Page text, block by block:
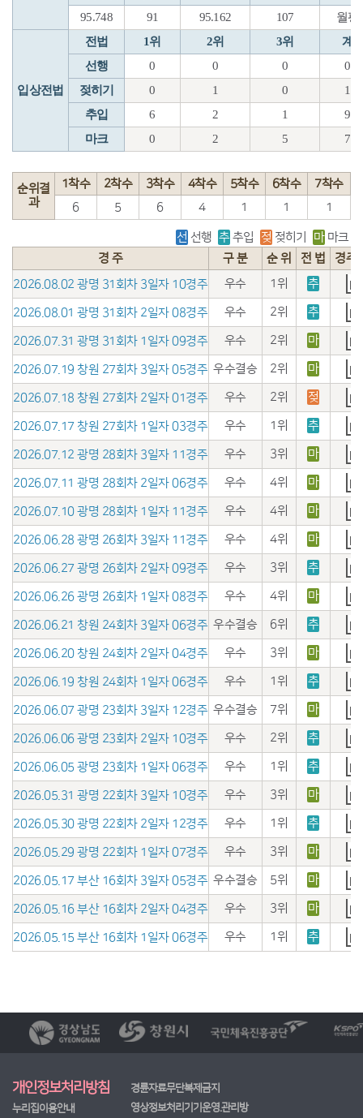
95.748 91 95.162 107 월평
입상전법
전법 1위 2위 3위
계
선행
0 0 0
0
젖히기
0 1 0
1
추입
6 2 1
9
마크
0 2 5 7
순위결
과
1착수 2착수 3착수 4착수 5착수 6착수
7착수
6
5 6 4 1 1 1
선 선행 추 추입 젖 젖히기 마 마크
경 주
구 분 순 위 전 법
경주
2026.08.02 광명 31회차 3일자 10경주
우수 1위 추
2026.08.01 광명 31회차 2일자 08경주 우수 2위 추
2026.07.31 광명 31회차 1일자 09경주 우수 2위 마
2026.07.19 창원 27회차 3일자 05경주 우수결승 2위 마
2026.07.18 창원 27회차 2일자 01경주 우수 2위 젖
2026.07.17 창원 27회차 1일자 03경주 우수 1위 추
2026.07.12 광명 28회차 3일자 11경주 우수 3위 마
2026.07.11 광명 28회차 2일자 06경주 우수 4위 마
2026.07.10 광명 28회차 1일자 11경주 우수 4위 마
2026.06.28 광명 26회차 3일자 11경주 우수 4위 마
2026.06.27 광명 26회차 2일자 09경주 우수 3위 추
2026.06.26 광명 26회차 1일자 08경주 우수 4위 마
2026.06.21 창원 24회차 3일자 06경주 우수결승 6위 추
2026.06.20 창원 24회차 2일자 04경주 우수 3위 마
2026.06.19 창원 24회차 1일자 06경주 우수 1위 추
2026.06.07 광명 23회차 3일자 12경주 우수결승 7위 마
2026.06.06 광명 23회차 2일자 10경주 우수 2위 추
2026.06.05 광명 23회차 1일자 06경주 우수 1위 추
2026.05.31 광명 22회차 3일자 10경주 우수 3위 마
2026.05.30 광명 22회차 2일자 12경주 우수 1위 추
2026.05.29 광명 22회차 1일자 07경주 우수 3위 마
2026.05.17 부산 16회차 3일자 05경주 우수결승 5위 마
2026.05.16 부산 16회차 2일자 04경주 우수 3위 마
2026.05.15 부산 16회차 1일자 06경주 우수 1위 추
개인정보처리방침
경륜자료무단복제금지
누리집이용안내
영상정보처리기기운영.관리방